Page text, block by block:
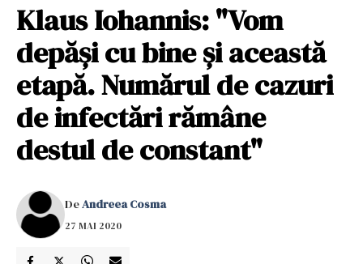
Klaus Iohannis: "Vom
depăşi cu bine şi această
etapă. Numărul de cazuri
de infectări rămâne
destul de constant"
DeAndreea Cosma
27 MAI 2020